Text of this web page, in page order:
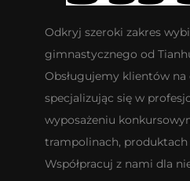
Odkryj szeroki zakres
gimnastycznego od
Obsługujemy klientów na
specjalizując się w
wyposażeniu
trampolinach, produktach
Współpracuj z nami dla